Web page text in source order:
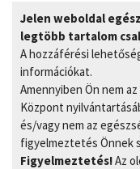
Jelen weboldal
legtöbb tartalom
A hozzáférési
információkat.
Amennyiben Ön nem
Központ
és/vagy nem az
figyelmeztetés Önnek
Figyelmeztetés!Az